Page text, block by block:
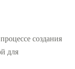
создания
для